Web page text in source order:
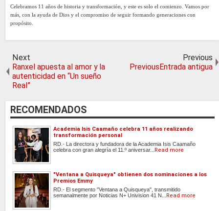
Celebramos 11 años de historia y transformación, y este es solo el comienzo. Vamos por
más, con la ayuda de Dios y el compromiso de seguir formando generaciones con
propósito.
Next
Ranxel apuesta al amor y la
autenticidad en “Un sueño
Real”
Previous
PreviousEntrada antigua
RECOMENDADOS
Academia Isis Caamaño celebra 11 años realizando
transformación personal
RD.- La directora y fundadora de la Academia Isis Caamaño
celebra con gran alegría el 11.º aniversar... Read more
"Ventana a Quisqueya" obtienen dos nominaciones a los
Premios Emmy
RD.- El segmento "Ventana a Quisqueya", transmitido
semanalmente por Noticias N+ Univision 41 N... Read more